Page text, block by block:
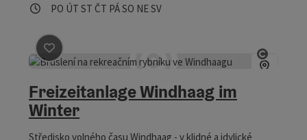
Otevírací doba
PO Otevřeno v pondělí
ÚT Otevřeno v úterý
ST Otevřeno ve středu
ČT Otevřeno ve čtvrtek
PÁ Otevřeno v pátek
SO Otevřeno v sobotu
NE Otevřeno v neděli
SVOtevřeno o svátcích
otevřít
Označit příspěvek: Freizeitanlage Windhaag im Winter
Freizeitanlage Windhaag im
Winter
Středisko volného času Windhaag - v klidné a idylické